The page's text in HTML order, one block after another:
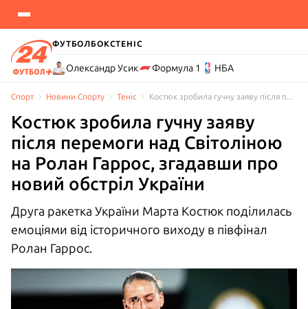
ФУТБОЛБОКСТЕНІС
Олександр Усик Формула 1 НБА
Спорт Новини Спорту Теніс
Костюк зробила гучну заяву
після перемоги над Світоліною
на Ролан Гаррос, згадавши про
новий обстріл України
Друга ракетка України Марта Костюк поділилась
емоціями від історичного виходу в півфінал
Ролан Гаррос.